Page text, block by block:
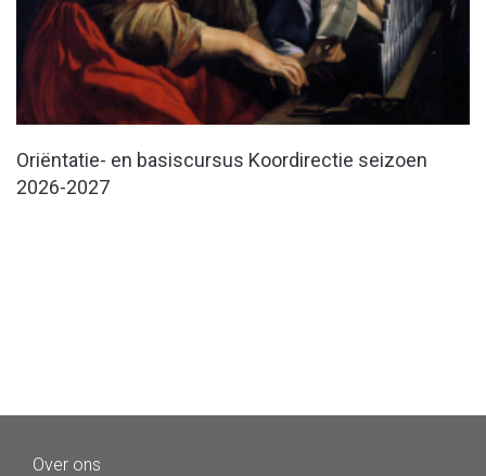
Oriëntatie- en basiscursus Koordirectie seizoen
2026-2027
Over ons